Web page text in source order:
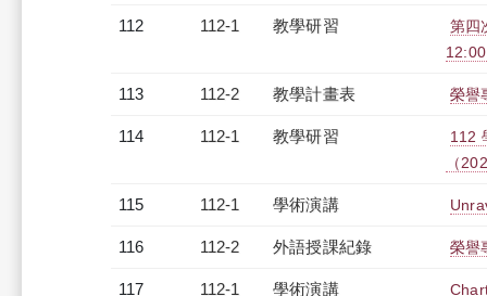
112 112-1 教學研習
第四
113 112-2 教學計畫表 榮譽
114 112-1 教學研習
112
（
115 112-1 學術演講
116 112-2 外語授課紀錄 榮譽
117 112-1 學術演講